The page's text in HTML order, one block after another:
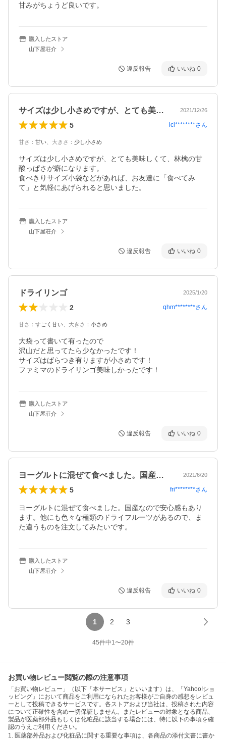
甘みがちょうど良いです。
購入したストア
山下屋荘介
違反報告 いいね 0
サイズは少し小さめですが、とても美味し… 2021/12/26
5 icl********さん
甘さ ： 甘い 大きさ ： 少し小さめ
サイズは少し小さめですが、とても美味しくて、林檎の甘
酸っぱさが癖になります。
食べきりサイズ小袋などがあれば、お友達に「食べてみ
て」と気軽にあげられると思いました。
購入したストア
山下屋荘介
違反報告 いいね 0
ドライリンゴ 2025/1/20
2 qhm********さん
甘さ ： すごく甘い 大きさ ： 小さめ
大袋って書いて有ったので
沢山だと思ってたら少なかったです！
サイズはばらつき有りますが小さめです！
ファミマのドライリンゴ美味しかったです！
購入したストア
山下屋荘介
違反報告 いいね 0
ヨーグルトに混ぜて食べました。国産なの… 2021/6/20
5 fri********さん
ヨーグルトに混ぜて食べました。国産なので安心感もあり
ます。他にも色々な種類のドライフルーツがあるので、ま
た違うものを注文してみたいです。
購入したストア
山下屋荘介
違反報告 いいね 0
1 2 3
45件中1〜20件
お買い物レビュー閲覧の際の注意事項
「お買い物レビュー」（以下「本サービス」といいます）は、「Yahoo!ショ
ッピング」において商品をご利用になられたお客様がご自身の感想をレビュ
ーとして投稿できるサービスです。各ストアおよび当社は、投稿された内容
について正確性を含め一切保証しません。またレビューの対象となる商品、
製品が医薬部外品もしくは化粧品に該当する場合には、特に以下の事項を確
認のうえご利用ください。
1. 医薬部外品および化粧品に関する重要な事項は、各商品の添付文書に書か